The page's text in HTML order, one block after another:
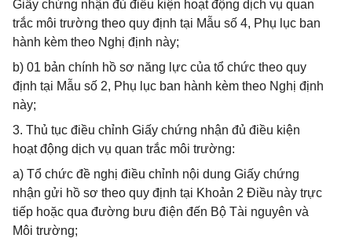
Giấy chứng nhận đủ điều kiện hoạt động dịch vụ quan
trắc môi trường theo quy định tại Mẫu số 4, Phụ lục ban
hành kèm theo Nghị định này;
b) 01 bản chính hồ sơ năng lực của tổ chức theo quy
định tại Mẫu số 2, Phụ lục ban hành kèm theo Nghị định
này;
3. Thủ tục điều chỉnh Giấy chứng nhận đủ điều kiện
hoạt động dịch vụ quan trắc môi trường:
a) Tổ chức đề nghị điều chỉnh nội dung Giấy chứng
nhận gửi hồ sơ theo quy định tại Khoản 2 Điều này trực
tiếp hoặc qua đường bưu điện đến Bộ Tài nguyên và
Môi trường;